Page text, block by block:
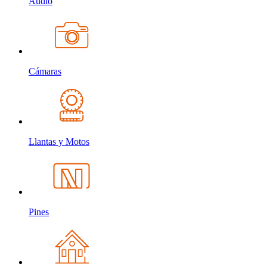
Cámaras
Llantas y Motos
Pines